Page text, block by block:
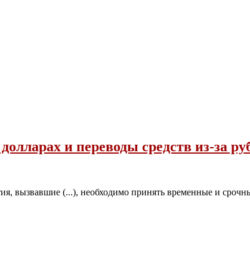
и переводы средств из-за
вызвавшие (...), необходимо принять временные и